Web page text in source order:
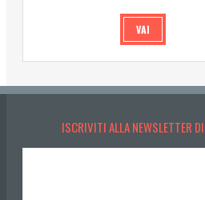
VAI
ISCRIVITI ALLA NEWSLETTER